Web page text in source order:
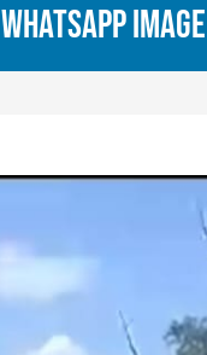
WhatsApp